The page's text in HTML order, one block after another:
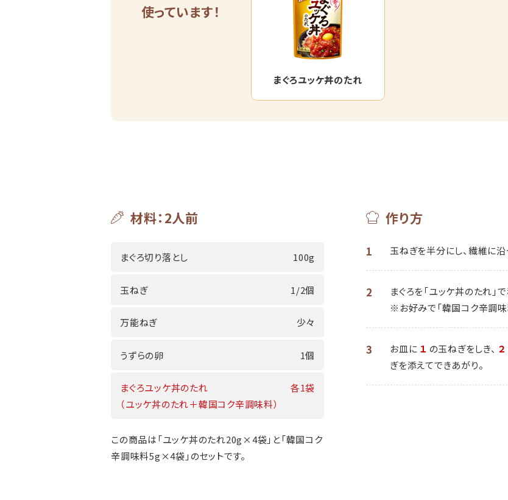
使っています！
まぐろユッケ丼のたれ
材料：2人前
まぐろ切り落とし 100g
玉ねぎ 1/2個
万能ねぎ 少々
うずらの卵 1個
まぐろユッケ丼のたれ
（ユッケ丼のたれ＋韓国コク辛調味料）
各1袋
この商品は「ユッケ丼のたれ20g×4袋」と「韓国コク
辛調味料5g×4袋」のセットです。
作り方
1 玉ねぎを半分にし、繊維に沿
2
まぐろを「ユッケ丼のたれ」
※お好みで「韓国コク辛調味
3 お皿に １ の玉ねぎをしき、 ２
ぎを添えてできあがり。